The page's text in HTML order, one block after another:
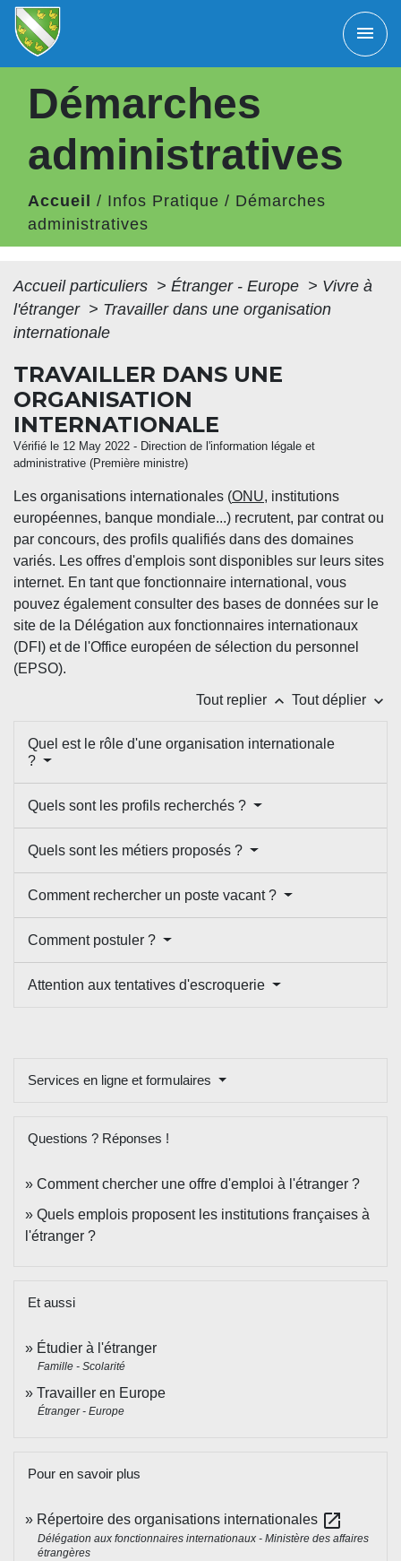
menu
Démarches
administratives
Accueil / Infos Pratique / Démarches
administratives
Accueil particuliers > Étranger - Europe > Vivre à
l'étranger > Travailler dans une organisation
internationale
TRAVAILLER DANS UNE
ORGANISATION
INTERNATIONALE
Vérifié le 12 May 2022 - Direction de l'information légale et
administrative (Première ministre)
Les organisations internationales (ONU, institutions
européennes, banque mondiale...) recrutent, par contrat ou
par concours, des profils qualifiés dans des domaines
variés. Les offres d'emplois sont disponibles sur leurs sites
internet. En tant que fonctionnaire international, vous
pouvez également consulter des bases de données sur le
site de la Délégation aux fonctionnaires internationaux
(DFI) et de l'Office européen de sélection du personnel
(EPSO).
Tout replier keyboard_arrow_up Tout déplier keyboard_arrow_down
Quel est le rôle d'une organisation internationale
?
Quels sont les profils recherchés ?
Quels sont les métiers proposés ?
Comment rechercher un poste vacant ?
Comment postuler ?
Attention aux tentatives d'escroquerie
Services en ligne et formulaires
Questions ? Réponses !
Comment chercher une offre d'emploi à l'étranger ?
Quels emplois proposent les institutions françaises à
l'étranger ?
Et aussi
Étudier à l'étranger
Famille - Scolarité
Travailler en Europe
Étranger - Europe
Pour en savoir plus
Répertoire des organisations internationales open_in_new
Délégation aux fonctionnaires internationaux - Ministère des affaires
étrangères